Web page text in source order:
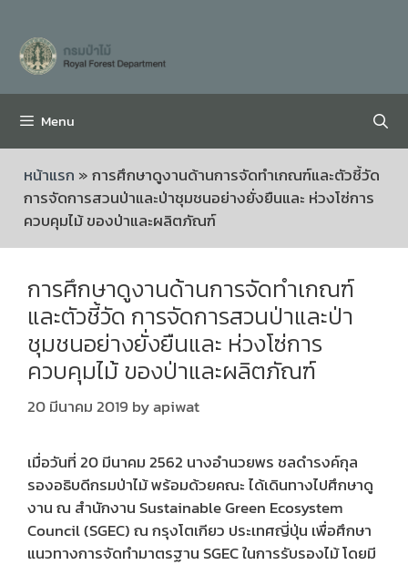
Menu
หน้าแรก »การศึกษาดูงานด้านการจัดทำเกณฑ์และตัวชี้วัด
การจัดการสวนป่าและป่าชุมชนอย่างยั่งยืนและ ห่วงโซ่การ
ควบคุมไม้ ของป่าและผลิตภัณฑ์
การศึกษาดูงานด้านการจัดทำเกณฑ์
และตัวชี้วัด การจัดการสวนป่าและป่า
ชุมชนอย่างยั่งยืนและ ห่วงโซ่การ
ควบคุมไม้ ของป่าและผลิตภัณฑ์
20 มีนาคม 2019 byapiwat
เมื่อวันที่ 20 มีนาคม 2562 นางอำนวยพร ชลดำรงค์กุล
รองอธิบดีกรมป่าไม้ พร้อมด้วยคณะ ได้เดินทางไปศึกษาดู
งาน ณ สำนักงาน Sustainable Green Ecosystem
Council (SGEC) ณ กรุงโตเกียว ประเทศญี่ปุ่น เพื่อศึกษา
แนวทางการจัดทำมาตรฐาน SGEC ในการรับรองไม้ โดยมี